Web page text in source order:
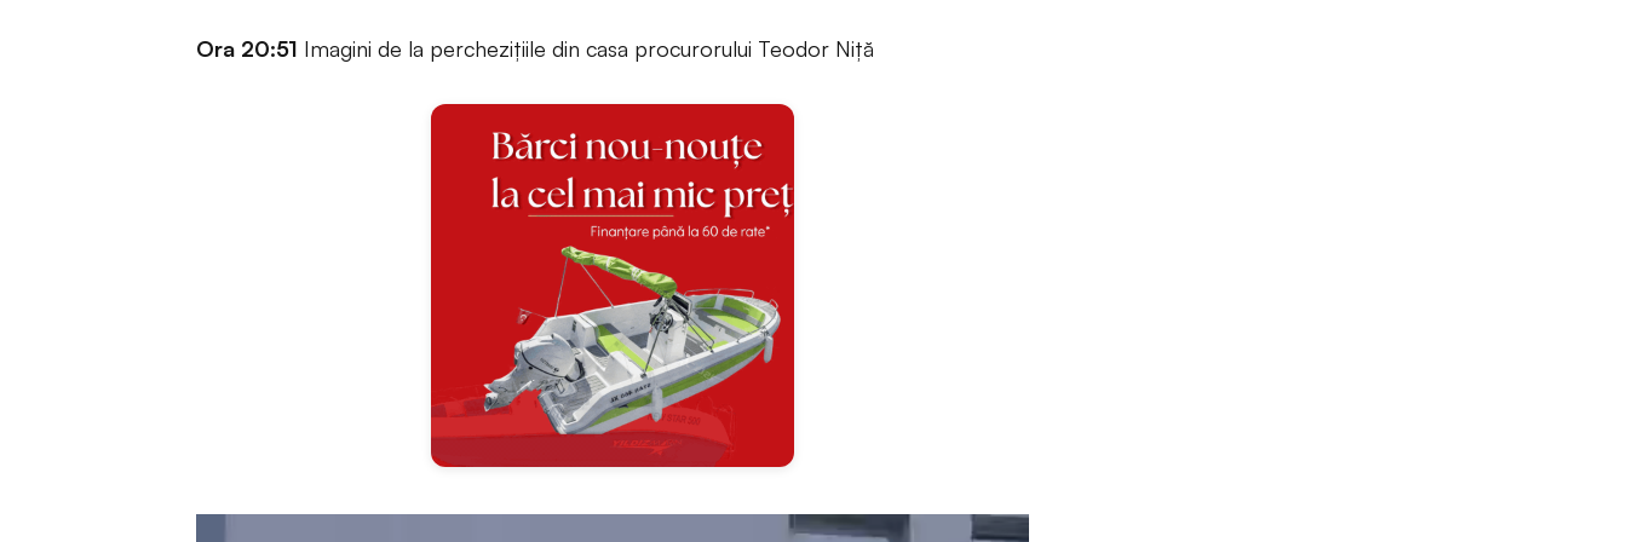
Ora 20:51 Imagini de la perchezițiile din casa procurorului Teodor Niță